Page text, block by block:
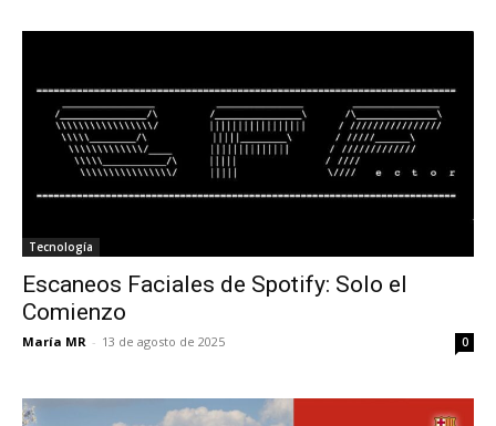
Tecnología
Escaneos Faciales de Spotify: Solo el
Comienzo
María MR - 13 de agosto de 2025 0